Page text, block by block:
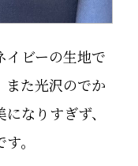
イビーの生地で
また光沢のでか
なりすぎず、
。